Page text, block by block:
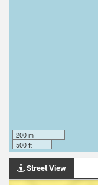
200 m
500 ft
Street View